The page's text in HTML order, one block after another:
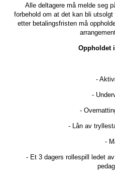
Alle deltagere må melde seg
forbehold om at det kan bli
etter betalingsfristen må
Oppholdet
-
-
-
- Lån av
-
- Et 3 dagers rollespill ledet